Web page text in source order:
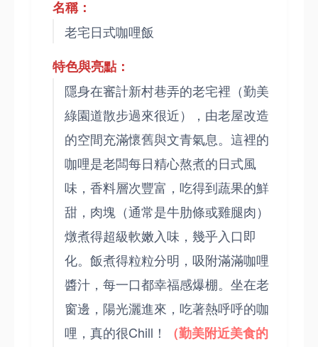
名稱：
老宅日式咖哩飯
特色與亮點：
隱身在審計新村巷弄的老宅裡（勤美
綠園道散步過來很近），由老屋改造
的空間充滿懷舊與文青氣息。這裡的
咖哩是老闆每日精心熬煮的日式風
味，香料層次豐富，吃得到蔬果的鮮
甜，肉塊（通常是牛肋條或雞腿肉）
燉煮得超級軟嫩入味，幾乎入口即
化。飯煮得粒粒分明，吸附滿滿咖哩
醬汁，每一口都幸福感爆棚。坐在老
窗邊，陽光灑進來，吃著熱呼呼的咖
哩，真的很Chill！
（勤美附近美食的